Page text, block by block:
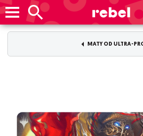
MATY OD ULTRA-